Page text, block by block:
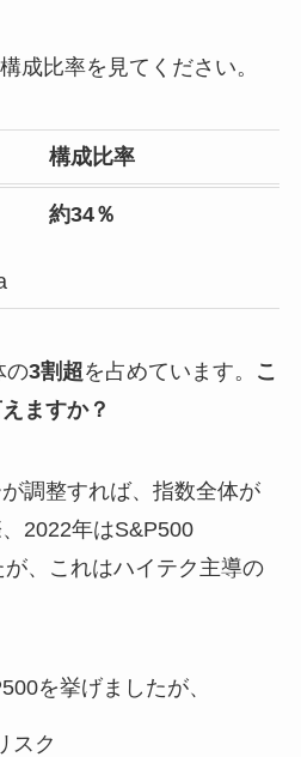
成比率を見てください。
構成比率
約34％
の3割超を占めています。
こ
ますか？
調整すれば、指数全体が
2022年はS&P500
、これはハイテク主導の
を挙げましたが、
スク